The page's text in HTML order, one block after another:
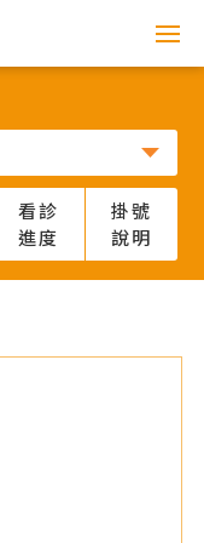
看診
進度
掛號
說明